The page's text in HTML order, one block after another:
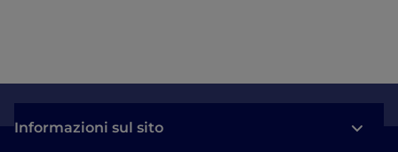
Informazioni sul sito